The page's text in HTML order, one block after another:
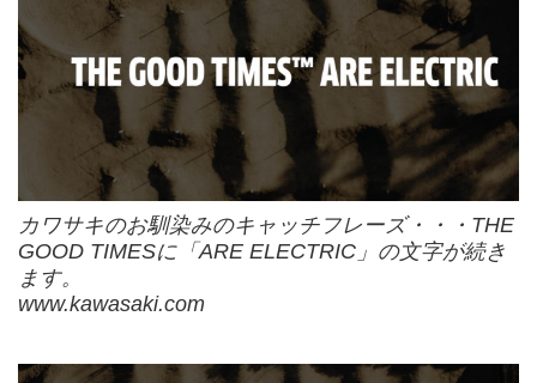
カワサキのお馴染みのキャッチフレーズ・・・THE
GOOD TIMESに「ARE ELECTRIC」の文字が続き
ます。
www.kawasaki.com